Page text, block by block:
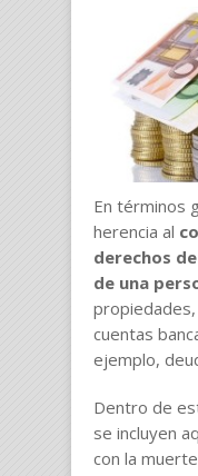
En términos
herencia al
derechos
de una
cuentas
ejemplo,
Dentro de
se incluyen
con la